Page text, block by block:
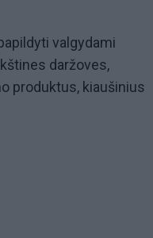
valgydami
daržoves,
produktus, kiaušinius